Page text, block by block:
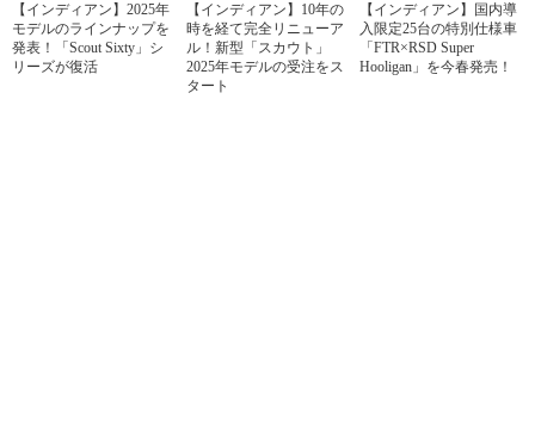
【インディアン】2025年
モデルのラインナップを
発表！「Scout Sixty」シ
リーズが復活
【インディアン】10年の
時を経て完全リニューア
ル！新型「スカウト」
2025年モデルの受注をス
タート
【インディアン】国内導
入限定25台の特別仕様車
「FTR×RSD Super
Hooligan」を今春発売！